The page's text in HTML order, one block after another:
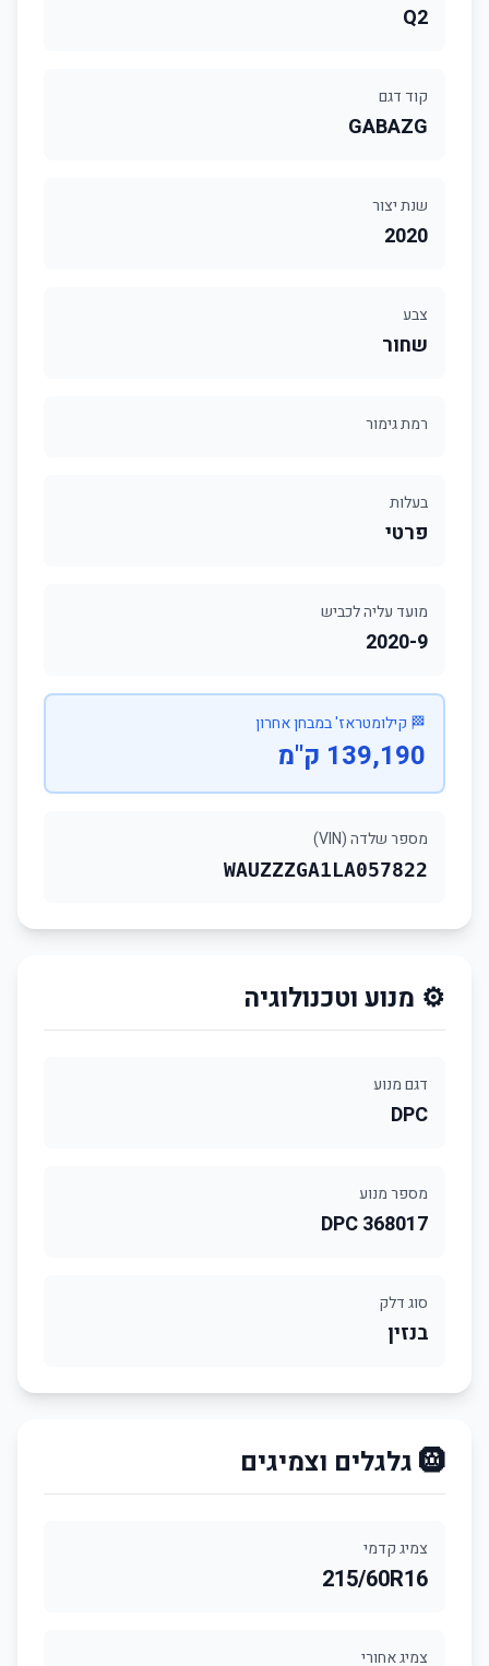
Q2
קוד דגם
GABAZG
שנת יצור
2020
צבע
שחור
רמת גימור
בעלות
פרטי
מועד עליה לכביש
2020-9
🏁 קילומטראז' במבחן אחרון
139,190 ק"מ
מספר שלדה (VIN)
WAUZZZGA1LA057822
⚙️ מנוע וטכנולוגיה
דגם מנוע
DPC
מספר מנוע
DPC 368017
סוג דלק
בנזין
🛞 גלגלים וצמיגים
צמיג קדמי
215/60R16
צמיג אחורי